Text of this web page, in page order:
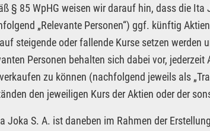
§ 85 WpHG weisen wir darauf hin, dass die
„Relevante Personen“) ggf. künftig
steigende oder fallende Kurse setzen
Personen behalten sich dabei vor,
zu können (nachfolgend jeweils als
den jeweiligen Kurs der Aktien oder der
Joka S. A. ist daneben im Rahmen der